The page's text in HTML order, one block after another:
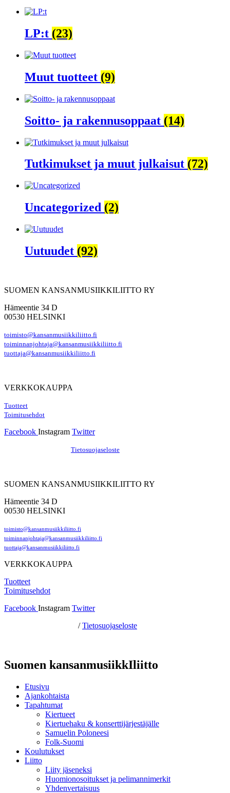
LP:t (23)
Muut tuotteet (9)
Soitto- ja rakennusoppaat (14)
Tutkimukset ja muut julkaisut (72)
Uncategorized (2)
Uutuudet (92)
SUOMEN KANSANMUSIIKKILIITTO RY
Hämeentie 34 D
00530 HELSINKI
toimisto@kansanmusiikkiliitto.fi
toiminnanjohtaja@kansanmusiikkiliitto.fi
tuottaja@kansanmusiikkiliitto.fi
VERKKOKAUPPA
Tuotteet
Toimitusehdot
Facebook Instagram Twitter
Tietosuojaseloste
SUOMEN KANSANMUSIIKKILIITTO RY
Hämeentie 34 D
00530 HELSINKI
toimisto@kansanmusiikkiliitto.fi
toiminnanjohtaja@kansanmusiikkiliitto.fi
tuottaja@kansanmusiikkiliitto.fi
VERKKOKAUPPA
Tuotteet
Toimitusehdot
Facebook Instagram Twitter
/Tietosuojaseloste
Suomen kansanmusiikkIliitto
Etusivu
Ajankohtaista
Tapahtumat
Kiertueet
Kiertuehaku & konserttijärjestäjälle
Samuelin Poloneesi
Folk-Suomi
Koulutukset
Liitto
Liity jäseneksi
Huomionosoitukset ja pelimannimerkit
Yhdenvertaisuus